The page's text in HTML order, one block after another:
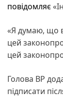
повідомляє
«Я думаю, що
цей
цей
Голова ВР
підписати